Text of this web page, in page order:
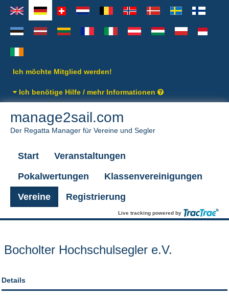
Ich möchte Mitglied werden!
Ich benötige Hilfe / mehr Informationen
manage2sail.com
Der Regatta Manager für Vereine und Segler
Start
Veranstaltungen
Pokalwertungen
Klassenvereinigungen
Vereine
Registrierung
Live tracking powered by
Bocholter Hochschulsegler e.V.
Details